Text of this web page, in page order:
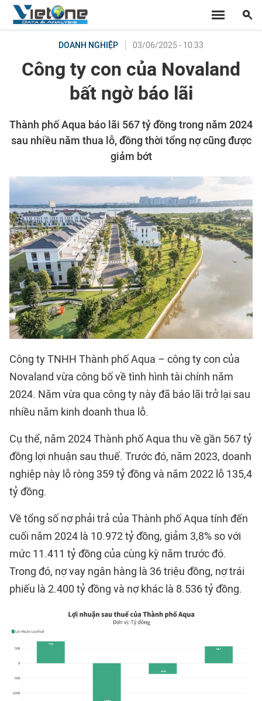
DOANH NGHIỆP 03/06/2025 - 10:33
Công ty con của Novaland
bất ngờ báo lãi
Thành phố Aqua báo lãi 567 tỷ đồng trong năm 2024
sau nhiều năm thua lỗ, đồng thời tổng nợ cũng được
giảm bớt
Công ty TNHH Thành phố Aqua – công ty con của
Novaland vừa công bố về tình hình tài chính năm
2024. Năm vừa qua công ty này đã báo lãi trở lại sau
nhiều năm kinh doanh thua lỗ.
Cụ thể, năm 2024 Thành phố Aqua thu về gần 567 tỷ
đồng lợi nhuận sau thuế. Trước đó, năm 2023, doanh
nghiệp này lỗ ròng 359 tỷ đồng và năm 2022 lỗ 135,4
tỷ đồng.
Về tổng số nợ phải trả của Thành phố Aqua tính đến
cuối năm 2024 là 10.972 tỷ đồng, giảm 3,8% so với
mức 11.411 tỷ đồng của cùng kỳ năm trước đó.
Trong đó, nợ vay ngân hàng là 36 triệu đồng, nợ trái
phiếu là 2.400 tỷ đồng và nợ khác là 8.536 tỷ đồng.